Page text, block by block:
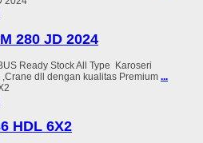
280 JD 2024
Ready Stock All Type Karoseri
dll dengan kualitas Premium ...
HDL 6X2